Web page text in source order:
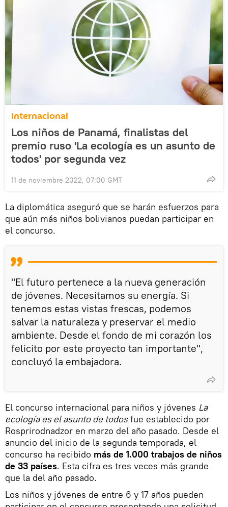
Internacional
Los niños de Panamá, finalistas del
premio ruso 'La ecología es un asunto de
todos' por segunda vez
11 de noviembre 2022, 07:00 GMT
La diplomática aseguró que se harán esfuerzos para
que aún más niños bolivianos puedan participar en
el concurso.
"El futuro pertenece a la nueva generación
de jóvenes. Necesitamos su energía. Si
tenemos estas vistas frescas, podemos
salvar la naturaleza y preservar el medio
ambiente. Desde el fondo de mi corazón los
felicito por este proyecto tan importante",
concluyó la embajadora.
El concurso internacional para niños y jóvenes La
ecología es el asunto de todosfue establecido por
Rosprirodnadzor en marzo del año pasado. Desde el
anuncio del inicio de la segunda temporada, el
concurso ha recibido más de 1.000 trabajos de niños
de 33 países. Esta cifra es tres veces más grande
que la del año pasado.
Los niños y jóvenes de entre 6 y 17 años pueden